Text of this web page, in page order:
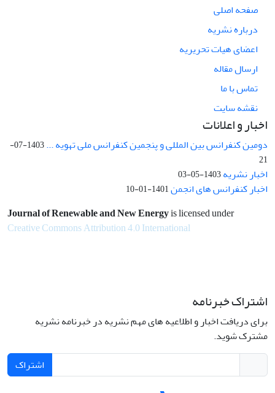
صفحه اصلی
درباره نشریه
اعضای هیات تحریریه
ارسال مقاله
تماس با ما
نقشه سایت
اخبار و اعلانات
دومین کنفرانس بین المللی و پنجمین کنفرانس ملی تهویه ...
1403-07-
21
اخبار نشریه1403-05-03
اخبار کنفرانس های انجمن1401-01-10
Journal of Renewable and New Energyis licensed under
Creative Commons Attribution 4.0 International
اشتراک خبرنامه
برای دریافت اخبار و اطلاعیه های مهم نشریه در خبرنامه نشریه
مشترک شوید.
اشتراک